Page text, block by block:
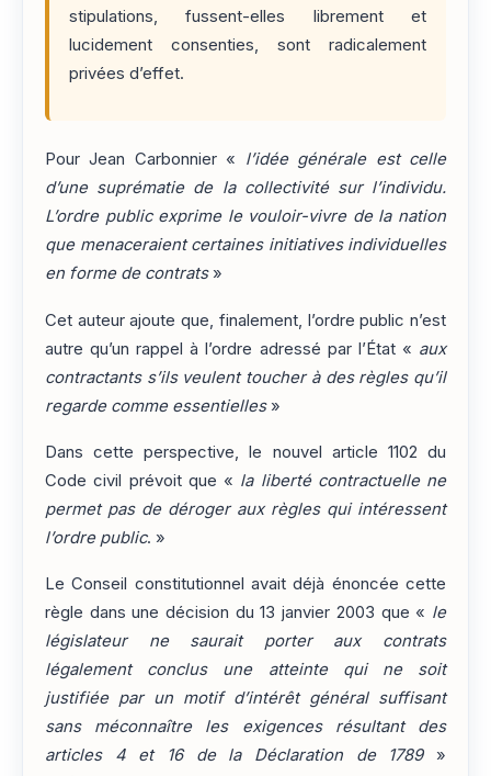
stipulations, fussent-elles librement et
lucidement consenties, sont radicalement
privées d’effet.
Pour Jean Carbonnier « l’idée générale est celle
d’une suprématie de la collectivité sur l’individu.
L’ordre public exprime le vouloir-vivre de la nation
que menaceraient certaines initiatives individuelles
en forme de contrats»
Cet auteur ajoute que, finalement, l’ordre public n’est
autre qu’un rappel à l’ordre adressé par l’État « aux
contractants s’ils veulent toucher à des règles qu’il
regarde comme essentielles»
Dans cette perspective, le nouvel article 1102 du
Code civil prévoit que « la liberté contractuelle ne
permet pas de déroger aux règles qui intéressent
l’ordre public. »
Le Conseil constitutionnel avait déjà énoncée cette
règle dans une décision du 13 janvier 2003 que « le
législateur ne saurait porter aux contrats
légalement conclus une atteinte qui ne soit
justifiée par un motif d’intérêt général suffisant
sans méconnaître les exigences résultant des
articles 4 et 16 de la Déclaration de 1789»